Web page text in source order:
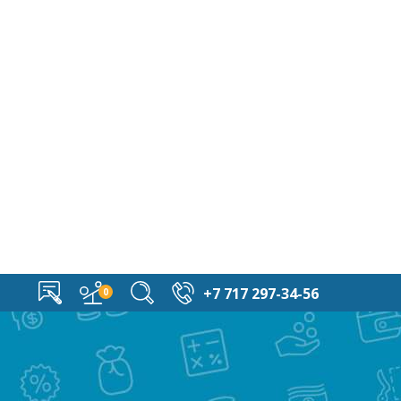
+7 717 297-34-56